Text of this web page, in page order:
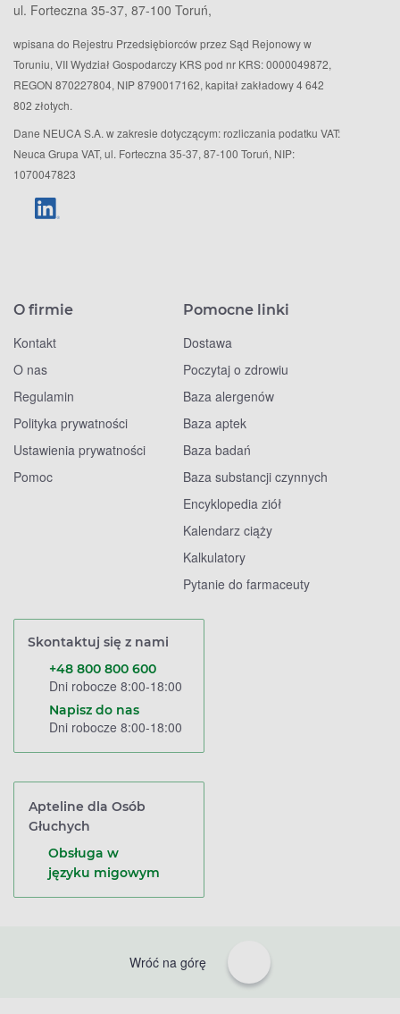
ul. Forteczna 35-37, 87-100 Toruń,
wpisana do Rejestru Przedsiębiorców przez Sąd Rejonowy w
Toruniu, VII Wydział Gospodarczy KRS pod nr KRS: 0000049872,
REGON 870227804, NIP 8790017162, kapitał zakładowy 4 642
802 złotych.
Dane NEUCA S.A. w zakresie dotyczącym: rozliczania podatku VAT:
Neuca Grupa VAT, ul. Forteczna 35-37, 87-100 Toruń, NIP:
1070047823
O firmie
Kontakt
O nas
Regulamin
Polityka prywatności
Ustawienia prywatności
Pomoc
Pomocne linki
Dostawa
Poczytaj o zdrowiu
Baza alergenów
Baza aptek
Baza badań
Baza substancji czynnych
Encyklopedia ziół
Kalendarz ciąży
Kalkulatory
Pytanie do farmaceuty
Skontaktuj się z nami
+48 800 800 600
Dni robocze 8:00-18:00
Napisz do nas
Dni robocze 8:00-18:00
Apteline dla Osób
Głuchych
Obsługa w
języku migowym
Wróć na górę